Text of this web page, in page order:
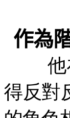
作為
得反對